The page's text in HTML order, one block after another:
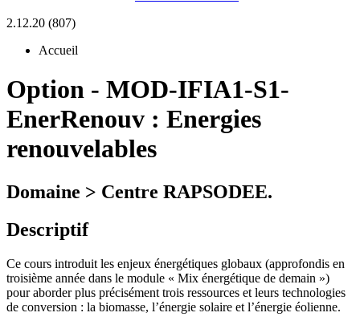
2.12.20 (807)
Accueil
Option - MOD-IFIA1-S1-
EnerRenouv : Energies
renouvelables
Domaine > Centre RAPSODEE.
Descriptif
Ce cours introduit les enjeux énergétiques globaux (approfondis en
troisième année dans le module « Mix énergétique de demain »)
pour aborder plus précisément trois ressources et leurs technologies
de conversion : la biomasse, l’énergie solaire et l’énergie éolienne.